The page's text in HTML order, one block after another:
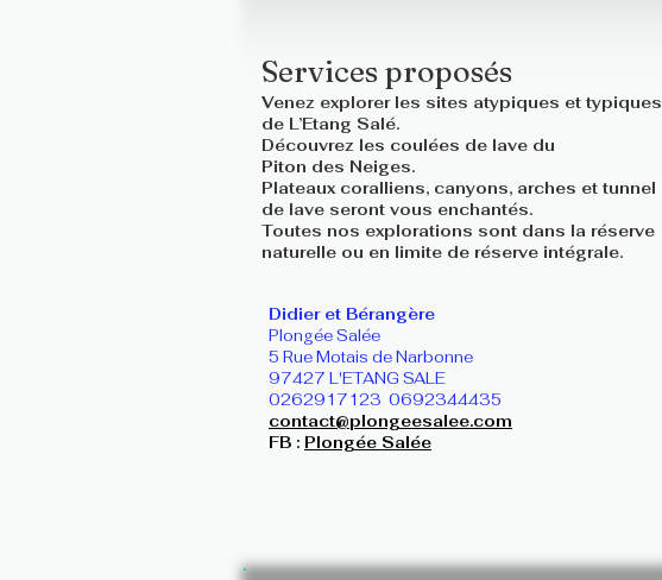
Services proposés
Venez explorer les sites atypiques et typiques
de L’Etang Salé.
Découvrez les coulées de lave du
Piton des Neiges.
Plateaux coralliens, canyons, arches et tunnel
de lave seront vous enchantés.
Toutes nos explorations sont dans la réserve
naturelle ou en limite de réserve intégrale.
Didier et Bérangère
Plongée Salée
5 Rue Motais de Narbonne
97427 L'ETANG SALE
0262917123 0692344435
contact@plongeesalee.com
FB : Plongée Salée